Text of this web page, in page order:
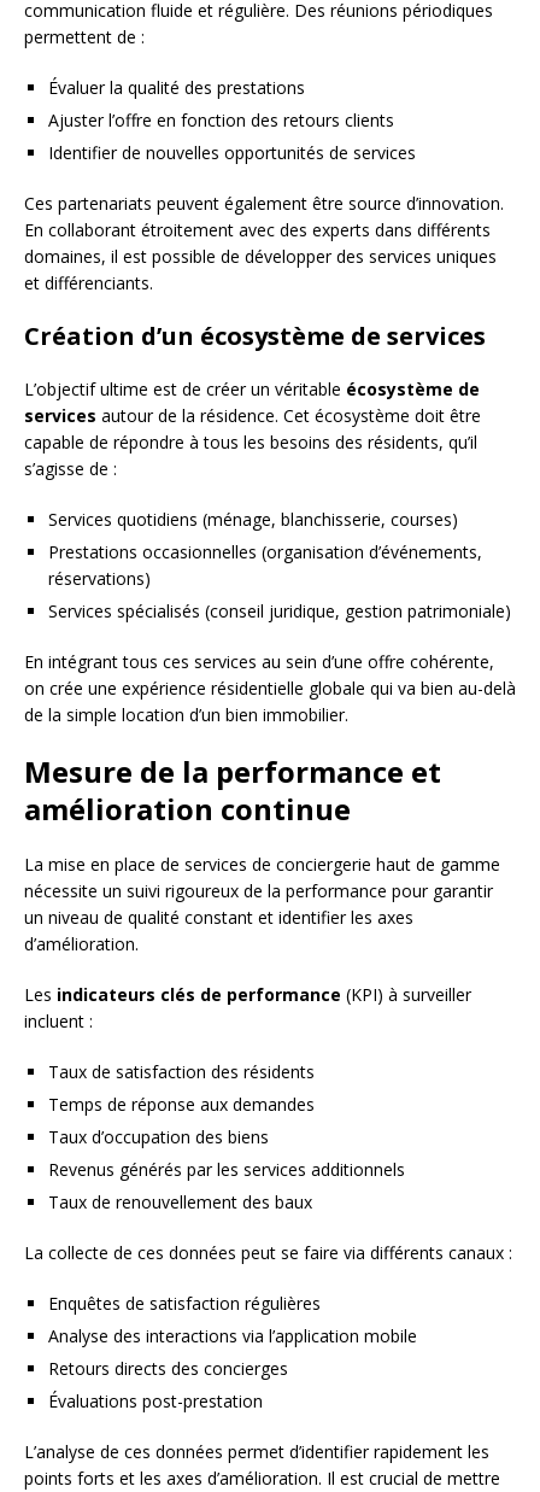
communication fluide et régulière. Des réunions périodiques
permettent de :
Évaluer la qualité des prestations
Ajuster l’offre en fonction des retours clients
Identifier de nouvelles opportunités de services
Ces partenariats peuvent également être source d’innovation.
En collaborant étroitement avec des experts dans différents
domaines, il est possible de développer des services uniques
et différenciants.
Création d’un écosystème de services
L’objectif ultime est de créer un véritable écosystème de
services autour de la résidence. Cet écosystème doit être
capable de répondre à tous les besoins des résidents, qu’il
s’agisse de :
Services quotidiens (ménage, blanchisserie, courses)
Prestations occasionnelles (organisation d’événements,
réservations)
Services spécialisés (conseil juridique, gestion patrimoniale)
En intégrant tous ces services au sein d’une offre cohérente,
on crée une expérience résidentielle globale qui va bien au-delà
de la simple location d’un bien immobilier.
Mesure de la performance et
amélioration continue
La mise en place de services de conciergerie haut de gamme
nécessite un suivi rigoureux de la performance pour garantir
un niveau de qualité constant et identifier les axes
d’amélioration.
Les indicateurs clés de performance (KPI) à surveiller
incluent :
Taux de satisfaction des résidents
Temps de réponse aux demandes
Taux d’occupation des biens
Revenus générés par les services additionnels
Taux de renouvellement des baux
La collecte de ces données peut se faire via différents canaux :
Enquêtes de satisfaction régulières
Analyse des interactions via l’application mobile
Retours directs des concierges
Évaluations post-prestation
L’analyse de ces données permet d’identifier rapidement les
points forts et les axes d’amélioration. Il est crucial de mettre